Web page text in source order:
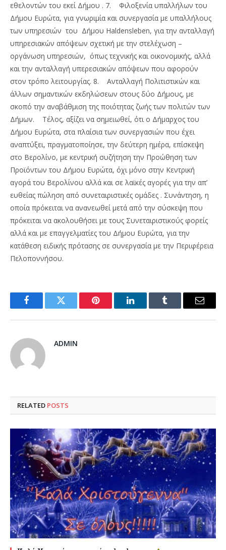
εθελοντών του εκεί Δήμου . 7. Φιλοξενία υπαλλήλων του
Δήμου Ευρώτα, για γνωριμία και συνεργασία με υπαλλήλους
των υπηρεσιών του Δήμου Haldensleben, για την ανταλλαγή
υπηρεσιακών απόψεων σχετική με την στελέχωση –
οργάνωση υπηρεσιών, όπως τεχνικής και οικονομικής, αλλά
και την ανταλλαγή υπερεσιακών απόψεων που αφορούν
στον τρόπο λειτουργίας. 8. Ανταλλαγή Πολιτιστικών και
άλλων σημαντικών εκδηλώσεων στους δύο Δήμους, με
σκοπό την αναβάθμιση της ποιότητας ζωής των πολιτών των
Δήμων. Τέλος, αξίζει να σημειωθεί, ότι ο Δήμαρχος του
Δήμου Ευρώτα, στα πλαίσια των συνεργασιών που έχει
αναπτύξει, πραγματοποίησε, την δεύτερη ημέρα, επίσκεψη
στο Βερολίνο, με κεντρική συζήτηση την Προώθηση των
Προϊόντων του Δήμου Ευρώτα, όχι μόνο στην Κεντρική
αγορά του Βερολίνου αλλά και σε λαϊκές αγορές για την απ’
ευθείας πώληση από συνεταιριστικές ομάδες . Συνάντηση, η
οποία πρόκειται να ανανεωθεί μετά από την σύσκεψη που
πρόκειται να ακολουθήσει με τους Συνεταιριστικούς φορείς
αλλά και με επαγγελματίες του Δήμου Ευρώτα, για την
κατάθεση ειδικής πρότασης σε συνεργασία με την Περιφέρεια
Πελοποννήσου.
FacebookTwitter Pinterest LinkedInTumblr Email
ADMIN
RELATED POSTS